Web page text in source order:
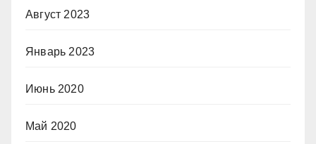
Август 2023
Январь 2023
Июнь 2020
Май 2020